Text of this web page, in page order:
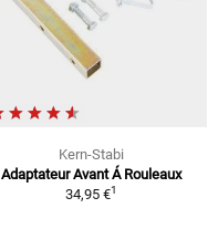
Kern-Stabi
Adaptateur Avant Á Rouleaux
34,95 €1